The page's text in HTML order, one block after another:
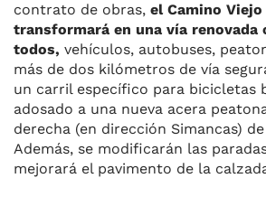
contrato de obras, el Camino
transformará en una vía renovada
todos, vehículos, autobuses,
más de dos kilómetros de vía
un carril específico para bicicletas
adosado a una nueva acera
derecha (en dirección Simancas)
Además, se modificarán las
mejorará el pavimento de la